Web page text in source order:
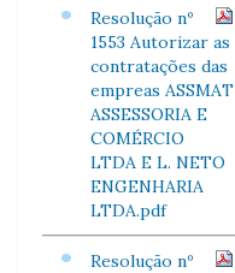
Resolução nº
1553 Autorizar as
contratações das
empreas ASSMAT
ASSESSORIA E
COMÉRCIO
LTDA E L. NETO
ENGENHARIA
LTDA.pdf
Resolução nº